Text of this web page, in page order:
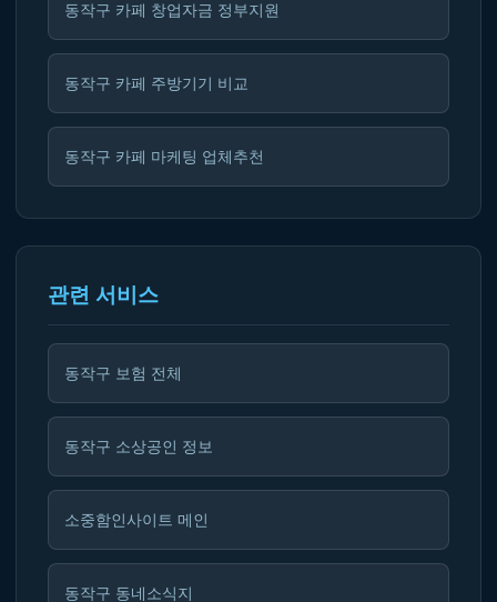
동작구 카페 창업자금 정부지원
동작구 카페 주방기기 비교
동작구 카페 마케팅 업체추천
관련 서비스
동작구 보험 전체
동작구 소상공인 정보
소중함인사이트 메인
동작구 동네소식지